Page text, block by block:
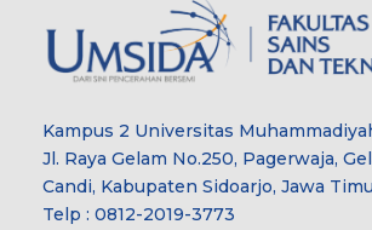
Kampus 2 Universitas
Jl. Raya Gelam No.250, Pagerwaja,
Candi, Kabupaten Sidoarjo, Jawa
Telp : 0812-2019-3773